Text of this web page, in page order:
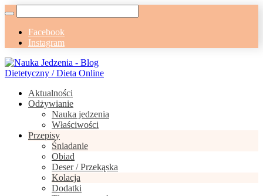
Facebook
Instagram
Aktualności
Odżywianie
Nauka jedzenia
Właściwości
Przepisy
Śniadanie
Obiad
Deser / Przekąska
Kolacja
Dodatki